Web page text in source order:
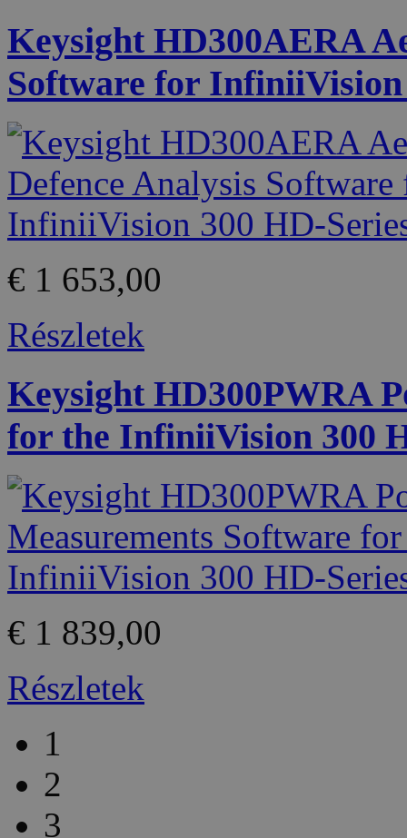
Keysight HD300AERA
Software for InfiniiVision
€ 1 653,00
Részletek
Keysight HD300PWRA
for the InfiniiVision 300
€ 1 839,00
Részletek
1
2
3